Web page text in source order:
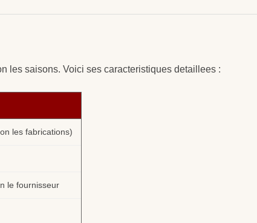
les saisons. Voici ses caracteristiques detaillees :
les fabrications)
le fournisseur